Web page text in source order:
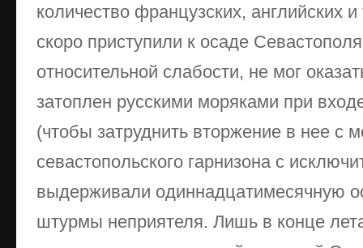
количество французских, английских
скоро приступили к осаде
относительной слабости, не мог
затоплен русскими моряками при
(чтобы затруднить вторжение в нее с
севастопольского гарнизона с
выдерживали одиннадцатимесячную
штурмы неприятеля. Лишь в конце